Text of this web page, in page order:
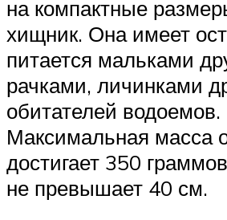
на компактные
хищник. Она имеет
питается мальками
рачками, личинками
обитателей водоемов.
Максимальная масса
достигает 350
не превышает 40 см.